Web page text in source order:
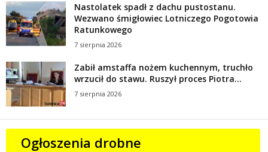
Nastolatek spadł z dachu pustostanu.
Wezwano śmigłowiec Lotniczego Pogotowia
Ratunkowego
7 sierpnia 2026
Zabił amstaffa nożem kuchennym, truchło
wrzucił do stawu. Ruszył proces Piotra...
7 sierpnia 2026
Ogłoszenia drobne